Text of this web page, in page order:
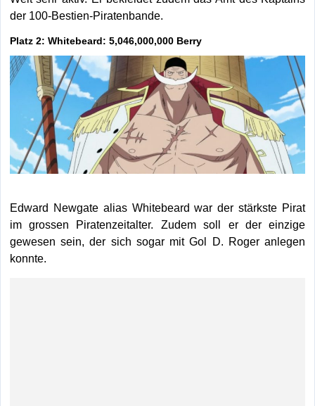
der 100-Bestien-Piratenbande.
Platz 2: Whitebeard: 5,046,000,000 Berry
Edward Newgate alias Whitebeard war der stärkste Pirat
im grossen Piratenzeitalter. Zudem soll er der einzige
gewesen sein, der sich sogar mit Gol D. Roger anlegen
konnte.